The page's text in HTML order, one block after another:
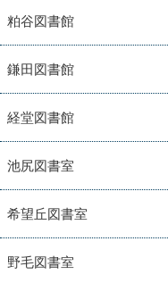
粕谷図書館
鎌田図書館
経堂図書館
池尻図書室
希望丘図書室
野毛図書室